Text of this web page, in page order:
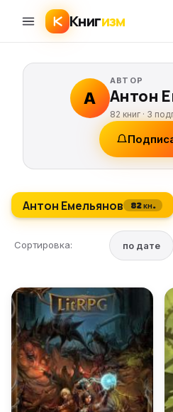
Книгизм
А
АВТОР
Антон
82 книг · 3
Антон Емельянов 82 кн.
Сортировка: по дате